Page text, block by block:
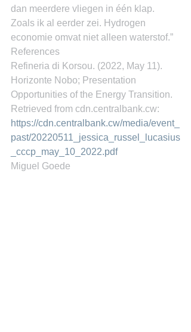
dan meerdere vliegen in één klap.
Zoals ik al eerder zei. Hydrogen
economie omvat niet alleen waterstof.”
References
Refineria di Korsou. (2022, May 11).
Horizonte Nobo; Presentation
Opportunities of the Energy Transition.
Retrieved from cdn.centralbank.cw:
https://cdn.centralbank.cw/media/event_
past/20220511_jessica_russel_lucasius
_cccp_may_10_2022.pdf
Miguel Goede